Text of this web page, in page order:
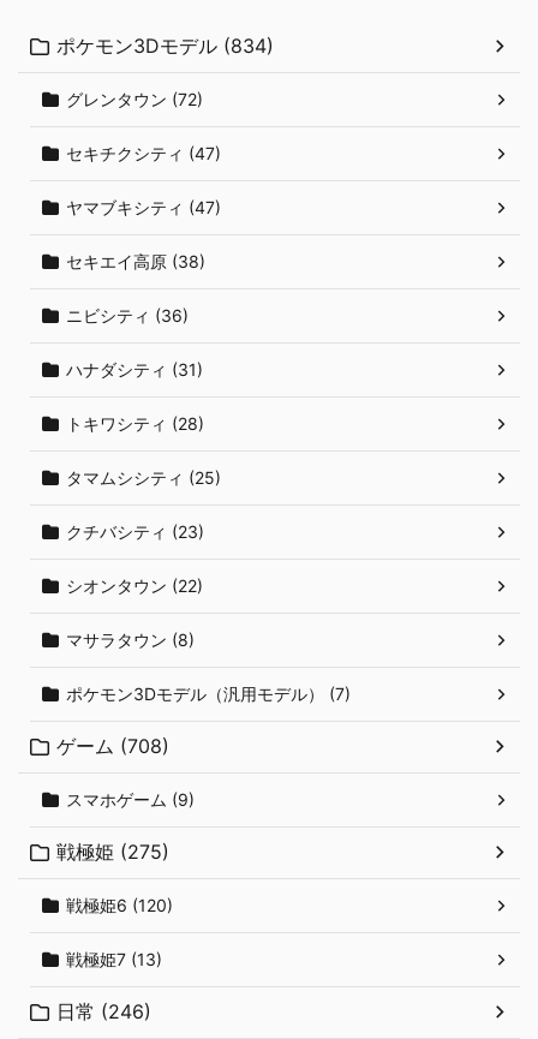
ポケモン3Dモデル (834)
グレンタウン (72)
セキチクシティ (47)
ヤマブキシティ (47)
セキエイ高原 (38)
ニビシティ (36)
ハナダシティ (31)
トキワシティ (28)
タマムシシティ (25)
クチバシティ (23)
シオンタウン (22)
マサラタウン (8)
ポケモン3Dモデル（汎用モデル） (7)
ゲーム (708)
スマホゲーム (9)
戦極姫 (275)
戦極姫6 (120)
戦極姫7 (13)
日常 (246)